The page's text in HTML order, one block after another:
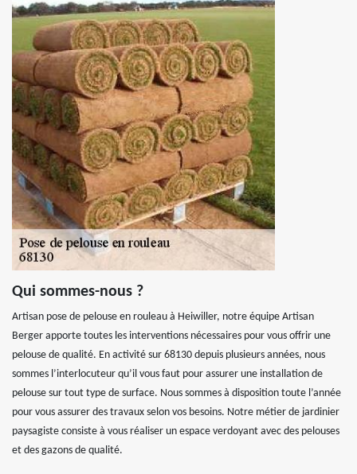
Qui sommes-nous ?
Artisan pose de pelouse en rouleau à Heiwiller, notre équipe Artisan
Berger apporte toutes les interventions nécessaires pour vous offrir une
pelouse de qualité. En activité sur 68130 depuis plusieurs années, nous
sommes l’interlocuteur qu’il vous faut pour assurer une installation de
pelouse sur tout type de surface. Nous sommes à disposition toute l’année
pour vous assurer des travaux selon vos besoins. Notre métier de jardinier
paysagiste consiste à vous réaliser un espace verdoyant avec des pelouses
et des gazons de qualité.